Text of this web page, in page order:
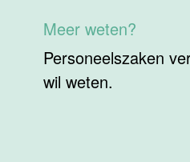
Meer weten?
Personeelszaken
wil weten.